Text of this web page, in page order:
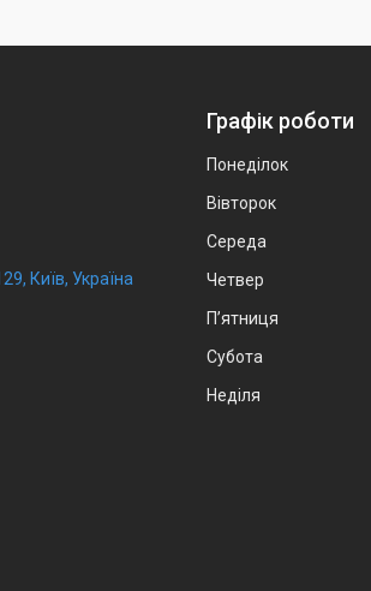
Київ, Україна
Графік роботи
Понеділок
Вівторок
Середа
Четвер
Пʼятниця
Субота
Неділя